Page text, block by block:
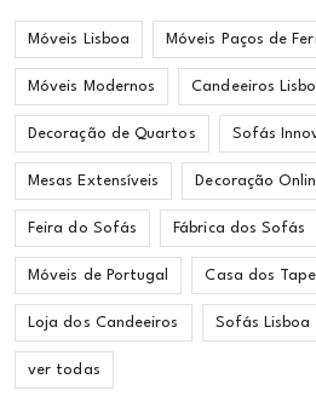
Móveis Lisboa Móveis Paços de
Móveis Modernos Candeeiros
Decoração de Quartos Sofás
Mesas Extensíveis Decoração
Feira do Sofás Fábrica dos Sofás
Móveis de Portugal Casa dos
Loja dos Candeeiros Sofás Lisboa
ver todas